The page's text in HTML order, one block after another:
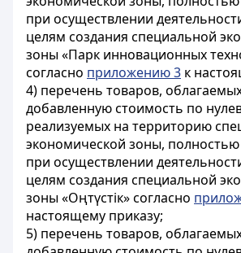
при осуществлении
целям создания специальной
зоны «Парк инновационных
согласно приложению 3 к
4) перечень товаров,
добавленную стоимость по
реализуемых на территорию
экономической зоны,
при осуществлении
целям создания специальной
зоны «Oңтүстік» согласно
настоящему приказу;
5) перечень товаров,